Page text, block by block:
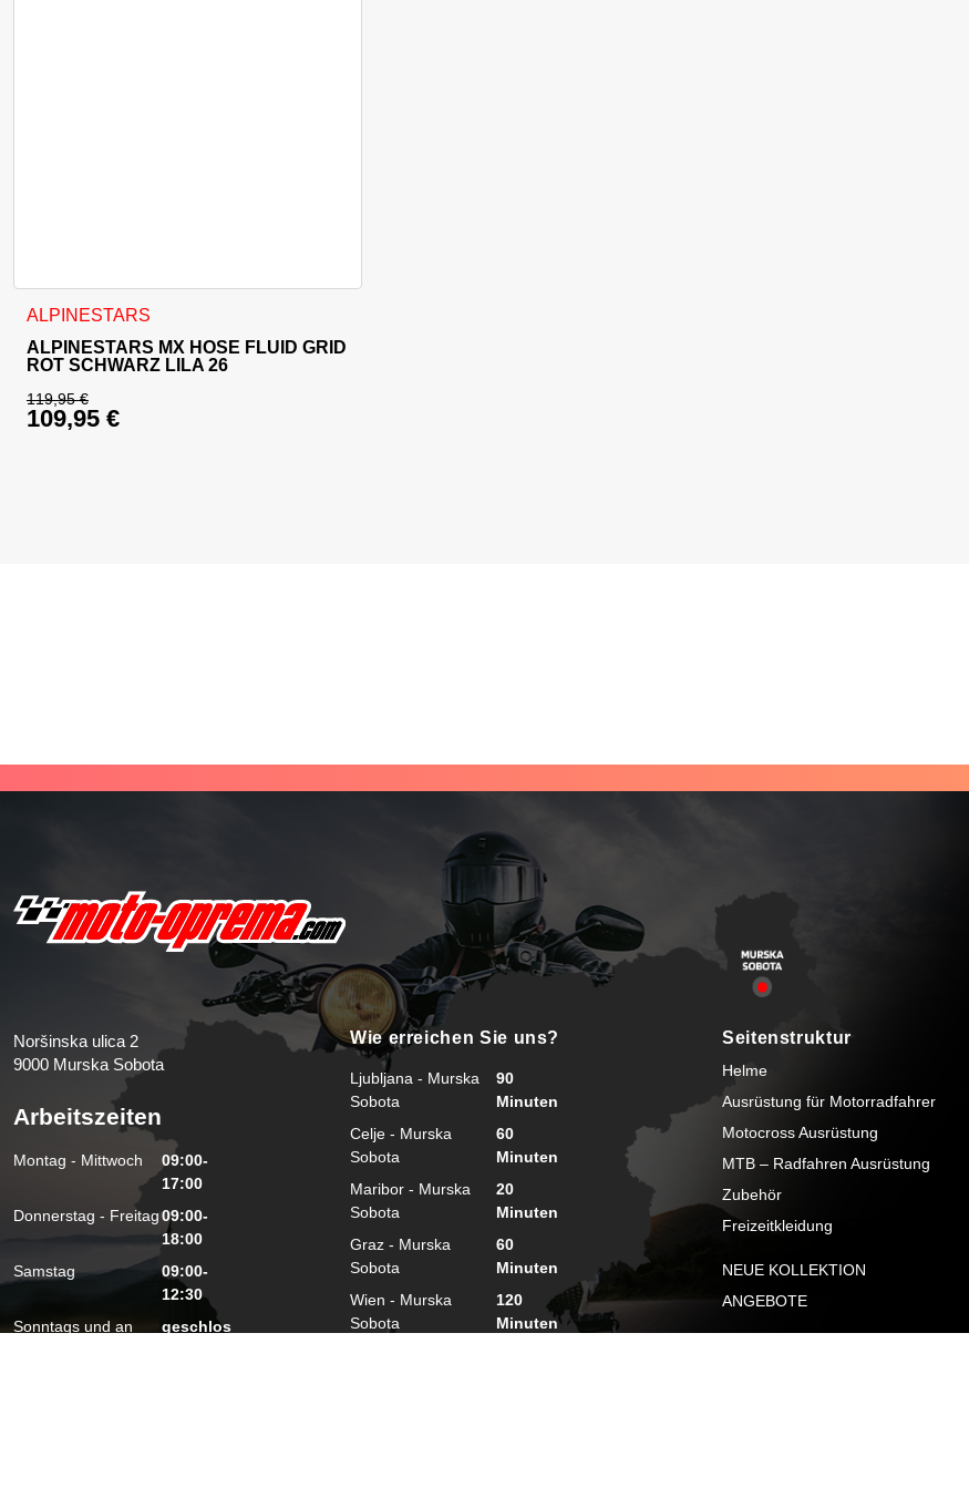
ALPINESTARS
ALPINESTARS MX HOSE FLUID GRID
ROT SCHWARZ LILA 26
119,95€
Ursprünglicher Preis war: 119,95 €
109,95 €
Dieses Produkt weist mehrere Varianten auf. Die Optionen können auf der Produktseite gewählt werden
Noršinska ulica 2
9000 Murska Sobota
Arbeitszeiten
Montag - Mittwoch
09:00-
17:00
Donnerstag - Freitag09:00-
18:00
Samstag
09:00-
12:30
Sonntags und an
geschlos
Wie erreichen Sie uns?
Ljubljana - Murska
Sobota
90
Minuten
Celje - Murska
Sobota
60
Minuten
Maribor - Murska
Sobota
20
Minuten
Graz - Murska
Sobota
60
Minuten
Wien - Murska
Sobota
120
Minuten
Seitenstruktur
Helme
Ausrüstung für Motorradfahrer
Motocross Ausrüstung
MTB – Radfahren Ausrüstung
Zubehör
Freizeitkleidung
NEUE KOLLEKTION
ANGEBOTE